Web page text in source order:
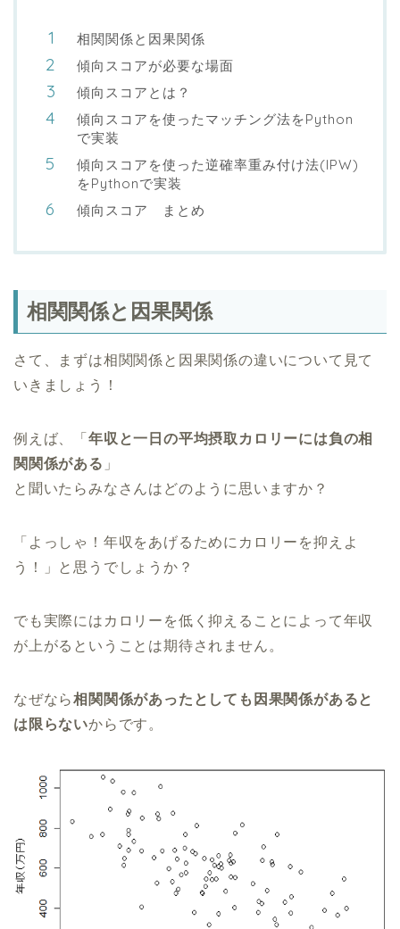
相関関係と因果関係
傾向スコアが必要な場面
傾向スコアとは？
傾向スコアを使ったマッチング法をPython
で実装
傾向スコアを使った逆確率重み付け法(IPW)
をPythonで実装
傾向スコア まとめ
相関関係と因果関係
さて、まずは相関関係と因果関係の違いについて見て
いきましょう！
例えば、「 年収と一日の平均摂取カロリーには負の相
関関係がある 」
と聞いたらみなさんはどのように思いますか？
「よっしゃ！年収をあげるためにカロリーを抑えよ
う！」と思うでしょうか？
でも実際にはカロリーを低く抑えることによって年収
が上がるということは期待されません。
なぜなら相関関係があったとしても因果関係があると
は限らないからです。